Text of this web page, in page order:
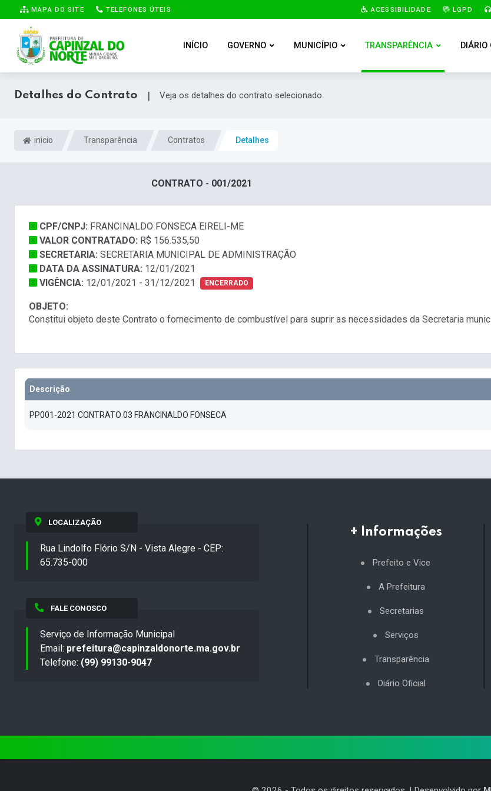
MAPA DO SITE TELEFONES ÚTEIS ACESSIBILIDADE LGPD
INÍCIO GOVERNO MUNICÍPIO TRANSPARÊNCIA DIÁRIO
Detalhes do Contrato | Veja os detalhes do contrato selecionado
inicio Transparência Contratos Detalhes
CONTRATO - 001/2021
CPF/CNPJ: FRANCINALDO FONSECA EIRELI-ME
VALOR CONTRATADO: R$ 156.535,50
SECRETARIA: SECRETARIA MUNICIPAL DE ADMINISTRAÇÃO
DATA DA ASSINATURA: 12/01/2021
VIGÊNCIA: 12/01/2021 - 31/12/2021 ENCERRADO
OBJETO:
Constitui objeto deste Contrato o fornecimento de combustível para suprir as necessidades da Secretaria
Descrição
PP001-2021 CONTRATO 03 FRANCINALDO FONSECA
LOCALIZAÇÃO
Rua Lindolfo Flório S/N - Vista Alegre - CEP:
65.735-000
FALE CONOSCO
Serviço de Informação Municipal
Email: prefeitura@capinzaldonorte.ma.gov.br
Telefone: (99) 99130-9047
+ Informações
Prefeito e Vice
A Prefeitura
Secretarias
Serviços
Transparência
Diário Oficial